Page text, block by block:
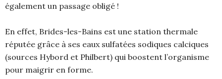
également un passage obligé !
En effet, Brides-les-Bains est une station thermale
réputée grâce à ses eaux sulfatées sodiques calciques
(sources Hybord et Philbert) qui boostent l’organisme
pour maigrir en forme.